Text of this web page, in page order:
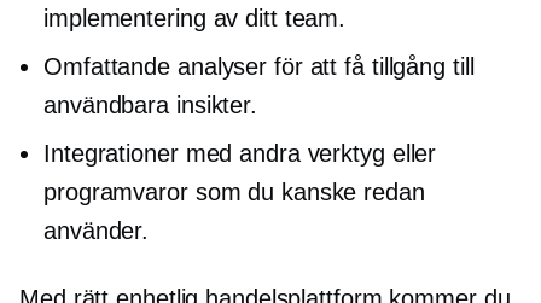
implementering av ditt team.
Omfattande analyser för att få tillgång till
användbara insikter.
Integrationer med andra verktyg eller
programvaror som du kanske redan
använder.